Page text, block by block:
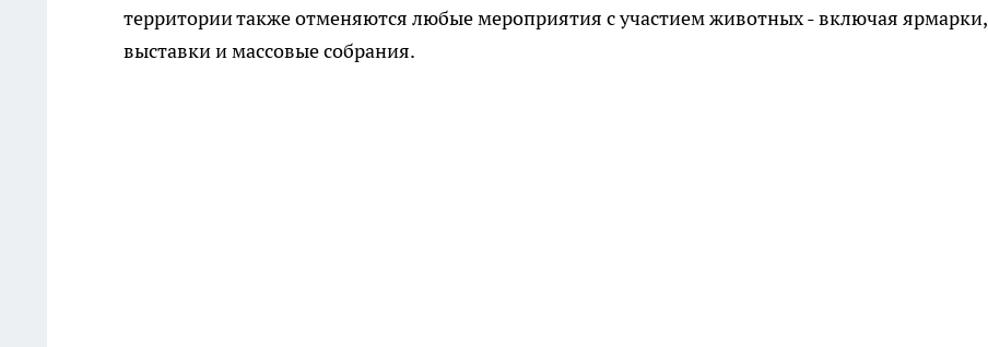
территории также отменяются любые мероприятия с участием животных - включая ярмарки,
выставки и массовые собрания.